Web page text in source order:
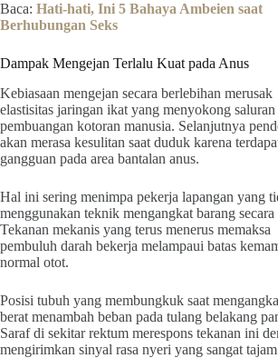
Baca: Hati-hati, Ini 5 Bahaya Ambeien saat
Berhubungan Seks
Dampak Mengejan Terlalu Kuat pada Anus
Kebiasaan mengejan secara berlebihan merusak
elastisitas jaringan ikat yang menyokong saluran
pembuangan kotoran manusia. Selanjutnya
akan merasa kesulitan saat duduk karena
gangguan pada area bantalan anus.
Hal ini sering menimpa pekerja lapangan yang
menggunakan teknik mengangkat barang secara
Tekanan mekanis yang terus menerus memaksa
pembuluh darah bekerja melampaui batas
normal otot.
Posisi tubuh yang membungkuk saat
berat menambah beban pada tulang belakang
Saraf di sekitar rektum merespons tekanan ini
mengirimkan sinyal rasa nyeri yang sangat